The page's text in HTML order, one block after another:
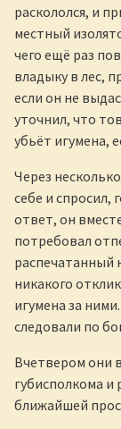
раскололся, и
местный
чего ещё раз
владыку в лес,
если он не
уточнил, что
убьёт игумена,
Через
себе и спросил,
ответ, он
потребовал
распечатанный
никакого
игумена за
следовали по
Вчетвером они
губисполкома
ближайшей